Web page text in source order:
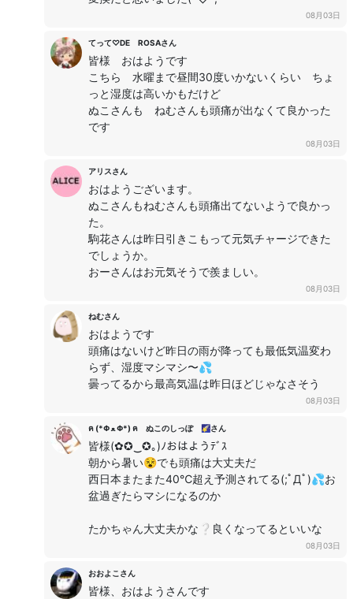
08月03日
てって♡DE ROSAさん
皆様 おはようです
こちら 水曜まで昼間30度いかないくらい ちょ
っと湿度は高いかもだけど
ぬこさんも ねむさんも頭痛が出なくて良かった
です
08月03日
アリスさん
おはようございます。
ぬこさんもねむさんも頭痛出てないようで良かっ
た。
駒花さんは昨日引きこもって元気チャージできた
でしょうか。
おーさんはお元気そうで羨ましい。
08月03日
ねむさん
おはようです
頭痛はないけど昨日の雨が降っても最低気温変わ
らず、湿度マシマシ〜💦
曇ってるから最高気温は昨日ほどじゃなさそう
08月03日
ฅ (*Φ ﻌ Φ*) ฅ ぬこのしっぽ 🌠さん
皆様(✿✪‿✪｡)ﾉおはようﾃﾞｽ
朝から暑い😵でも頭痛は大丈夫だ
西日本またまた40℃超え予測されてる(;ﾟДﾟ)💦お
盆過ぎたらマシになるのか
たかちゃん大丈夫かな❔良くなってるといいな
08月03日
おおよこさん
皆様、おはようさんです